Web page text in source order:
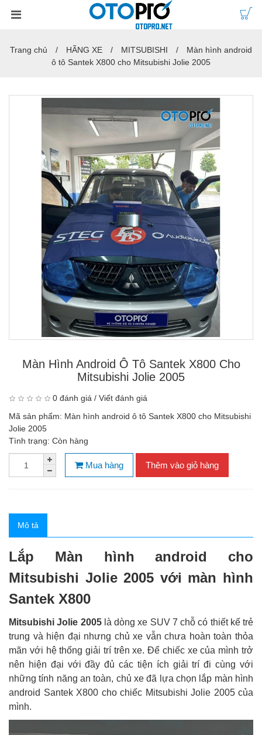
Trang chủ HÃNG XE MITSUBISHI
Màn hình android
ô tô Santek X800 cho Mitsubishi Jolie 2005
Màn Hình Android Ô Tô Santek X800 Cho
Mitsubishi Jolie 2005
0 đánh giá / Viết đánh giá
Mã sản phẩm: Màn hình android ô tô Santek X800 cho Mitsubishi
Jolie 2005
Tình trạng: Còn hàng
Mua hàng Thêm vào giỏ hàng
Mô tả
Lắp Màn hình android cho
Mitsubishi Jolie 2005 với màn hình
Santek X800
Mitsubishi Jolie 2005là dòng xe SUV 7 chỗ có thiết kế trẻ
trung và hiện đại nhưng chủ xe vẫn chưa hoàn toàn thỏa
mãn với hệ thống giải trí trên xe. Để chiếc xe của mình trở
nên hiện đại với đầy đủ các tiện ích giải trí đi cùng với
những tính năng an toàn, chủ xe đã lựa chọn lắp màn hình
android Santek X800 cho chiếc Mitsubishi Jolie 2005 của
mình.